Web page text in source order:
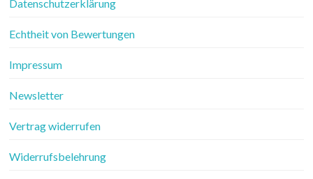
Datenschutzerklärung
Echtheit von Bewertungen
Impressum
Newsletter
Vertrag widerrufen
Widerrufsbelehrung